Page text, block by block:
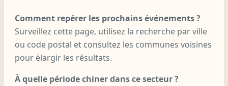
Comment repérer les prochains événements ?
Surveillez cette page, utilisez la recherche par ville
ou code postal et consultez les communes voisines
pour élargir les résultats.
À quelle période chiner dans ce secteur ?